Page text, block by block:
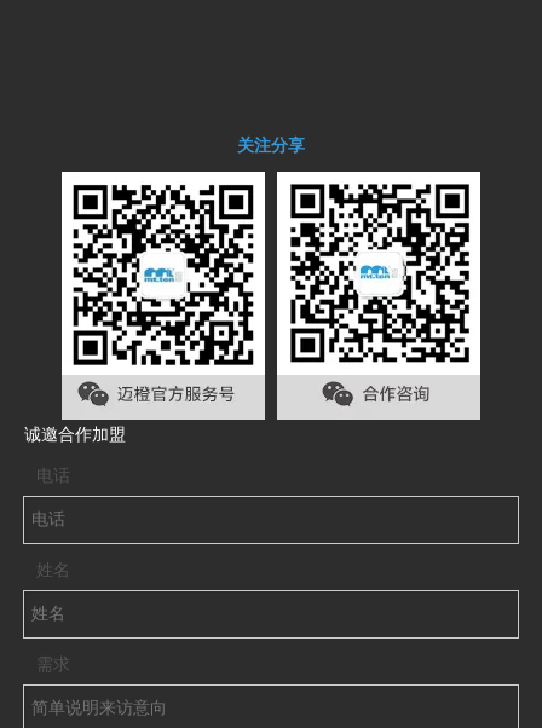
关注分享
诚邀合作加盟
电话
姓名
需求